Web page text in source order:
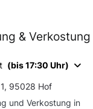
& Verkostung
(bis 17:30 Uhr)
95028 Hof
und Verkostung in